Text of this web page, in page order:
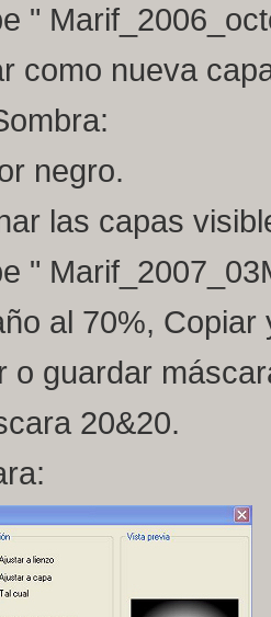
"
como nueva
negro.
las capas
"
al 70%,
o guardar
20&20.